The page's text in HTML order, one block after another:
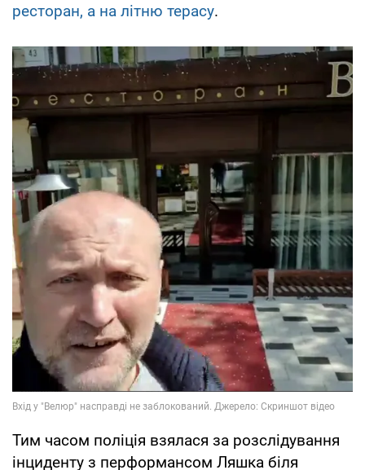
ресторан, а на літню терасу.
Тим часом поліція взялася за розслідування
інциденту з перформансом Ляшка біля